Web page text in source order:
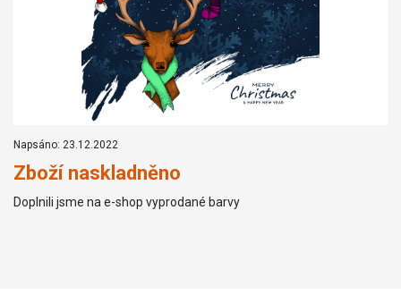
Napsáno: 23.12.2022
Zboží naskladněno
Doplnili jsme na e-shop vyprodané barvy